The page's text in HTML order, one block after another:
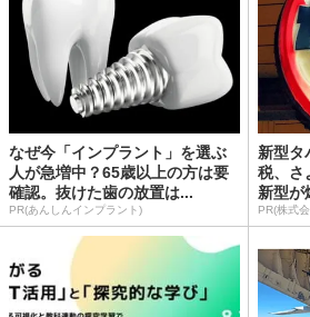
なぜ今「インプラント」を選ぶ
人が急増中？65歳以上の方は要
確認。抜けた歯の放置は...
PR(あんしんインプラント)
新型タ
税、さ
新型が
PR(株式